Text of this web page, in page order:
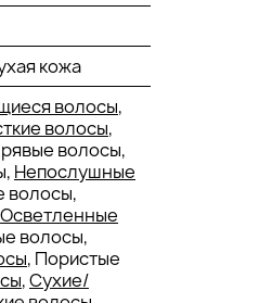
кожа
волосы,
волосы,
волосы,
Непослушные
волосы,
Осветленные
волосы,
, Пористые
,Сухие/